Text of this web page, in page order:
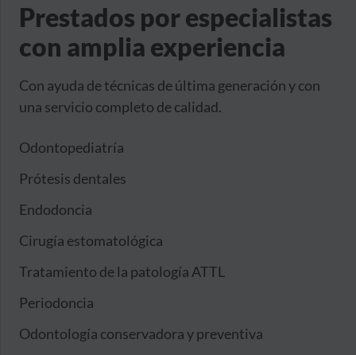
Prestados por especialistas
con amplia experiencia
Con ayuda de técnicas de última generación y con
una servicio completo de calidad.
Odontopediatría
Prótesis dentales
Endodoncia
Cirugía estomatológica
Tratamiento de la patología ATTL
Periodoncia
Odontología conservadora y preventiva